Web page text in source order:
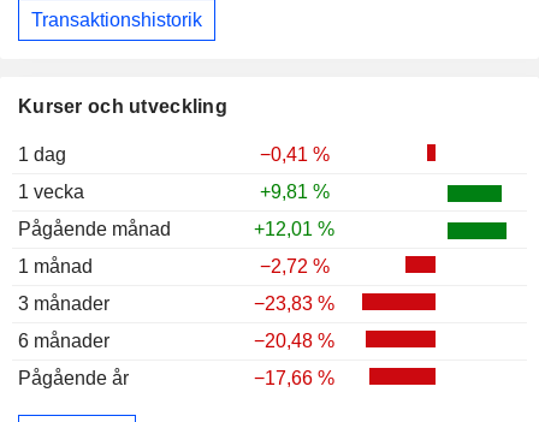
Kurser och utveckling
1 dag
−0,41 %
1 vecka
+9,81 %
Pågående månad
+12,01 %
1 månad
−2,72 %
3 månader
−23,83 %
6 månader
−20,48 %
Pågående år
−17,66 %
Transaktionshistorik